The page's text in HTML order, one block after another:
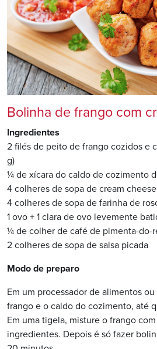
Bolinha de frango com
Ingredientes
2 filés de peito de frango cozidos e
g)
¼ de xícara do caldo de cozimento
4 colheres de sopa de cream
4 colheres de sopa de farinha de
1 ovo + 1 clara de ovo levemente
¼ de colher de café de pimenta-do-
2 colheres de sopa de salsa picada
Modo de preparo
Em um processador de alimentos
frango e o caldo do cozimento, até
Em uma tigela, misture o frango
ingredientes. Depois é só fazer